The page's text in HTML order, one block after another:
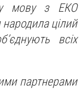
мову з ЕКО
цілий
всіх
партнерами